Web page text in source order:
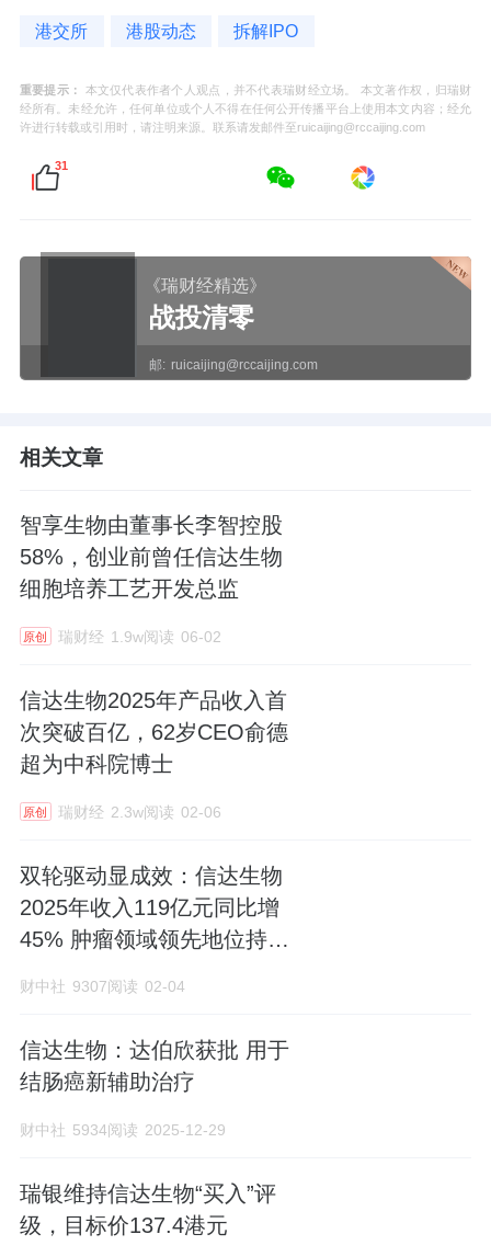
港交所 港股动态 拆解IPO
重要提示：
本文仅代表作者个人观点，并不代表瑞财经立场。 本文著作权，归瑞财
经所有。未经允许，任何单位或个人不得在任何公开传播平台上使用本文内容；经允
许进行转载或引用时，请注明来源。联系请发邮件至ruicaijing@rccaijing.com
31
《瑞财经精选》
战投清零
邮: ruicaijing@rccaijing.com
相关文章
智享生物由董事长李智控股
58%，创业前曾任信达生物
细胞培养工艺开发总监
原创 瑞财经 1.9w阅读 06-02
信达生物2025年产品收入首
次突破百亿，62岁CEO俞德
超为中科院博士
原创 瑞财经 2.3w阅读 02-06
双轮驱动显成效：信达生物
2025年收入119亿元同比增
45% 肿瘤领域领先地位持续
财中社 9307阅读 02-04
信达生物：达伯欣获批 用于
结肠癌新辅助治疗
财中社 5934阅读 2025-12-29
瑞银维持信达生物“买入”评
级，目标价137.4港元